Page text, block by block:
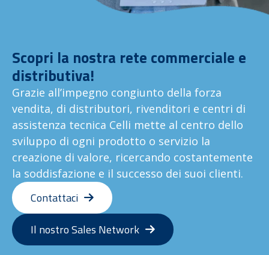
Scopri la nostra rete commerciale e
distributiva!
Grazie all’impegno congiunto della forza
vendita, di distributori, rivenditori e centri di
assistenza tecnica Celli mette al centro dello
sviluppo di ogni prodotto o servizio la
creazione di valore, ricercando costantemente
la soddisfazione e il successo dei suoi clienti.
Contattaci
Il nostro Sales Network